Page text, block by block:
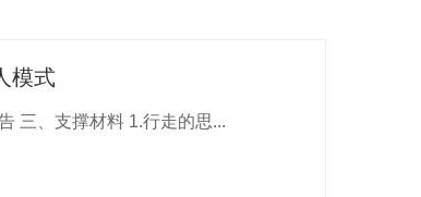
模式
三、支撑材料 1.行走的思...